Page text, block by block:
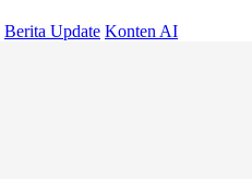
Berita Update Konten AI